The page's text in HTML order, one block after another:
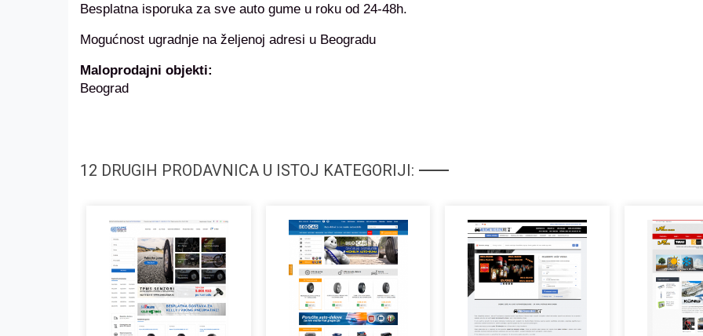
Besplatna isporuka za sve auto gume u roku od 24-48h.
Mogućnost ugradnje na željenoj adresi u Beogradu
Maloprodajni objekti:
Beograd
12 DRUGIH PRODAVNICA U ISTOJ KATEGORIJI: